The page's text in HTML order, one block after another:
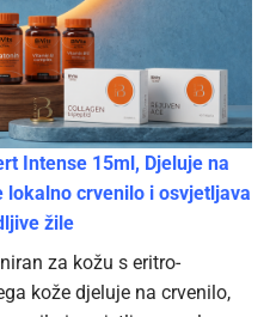
Intense 15ml, Djeluje na
crvenilo i osvjetljava
žile
za kožu s eritro-
kože djeluje na crvenilo,